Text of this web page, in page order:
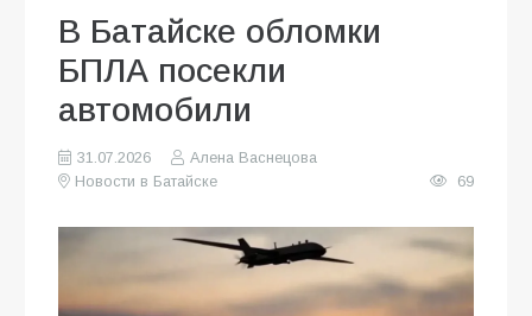
В Батайске обломки
БПЛА посекли
автомобили
31.07.2026
Алена Васнецова
Новости в Батайске
69